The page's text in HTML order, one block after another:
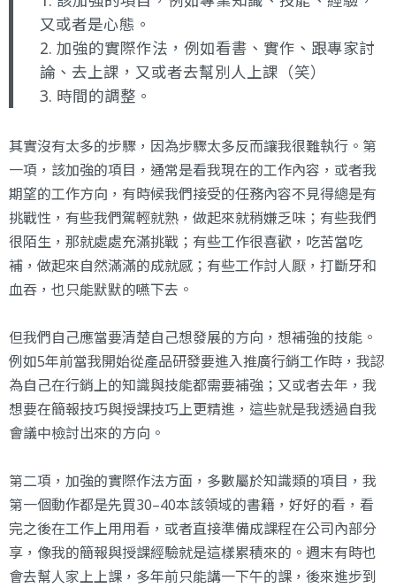
又或者是心態。
2. 加強的實際作法，例如看書、實作、跟專家討
論、去上課，又或者去幫別人上課（笑）
3. 時間的調整。
其實沒有太多的步驟，因為步驟太多反而讓我很難執行。第
一項，該加強的項目，通常是看我現在的工作內容，或者我
期望的工作方向，有時候我們接受的任務內容不見得總是有
挑戰性，有些我們駕輕就熟，做起來就稍嫌乏味；有些我們
很陌生，那就處處充滿挑戰；有些工作很喜歡，吃苦當吃
補，做起來自然滿滿的成就感；有些工作討人厭，打斷牙和
血吞，也只能默默的嚥下去。
但我們自己應當要清楚自己想發展的方向，想補強的技能。
例如5年前當我開始從產品研發要進入推廣行銷工作時，我認
為自己在行銷上的知識與技能都需要補強；又或者去年，我
想要在簡報技巧與授課技巧上更精進，這些就是我透過自我
會議中檢討出來的方向。
第二項，加強的實際作法方面，多數屬於知識類的項目，我
第一個動作都是先買30–40本該領域的書籍，好好的看，看
完之後在工作上用用看，或者直接準備成課程在公司內部分
享，像我的簡報與授課經驗就是這樣累積來的。週末有時也
會去幫人家上上課，多年前只能講一下午的課，後來進步到